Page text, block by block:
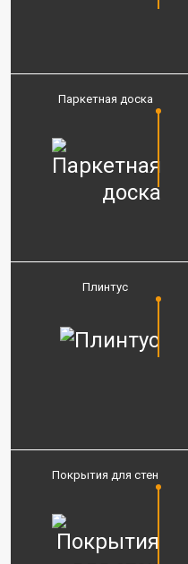
Паркетная доска
Плинтус
Покрытия для стен